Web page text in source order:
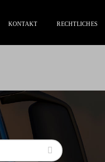
KONTAKT RECHTLICHES